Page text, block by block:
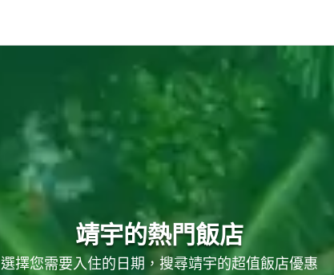
靖宇的熱門飯店
選擇您需要入住的日期，搜尋靖宇的超值飯店優惠